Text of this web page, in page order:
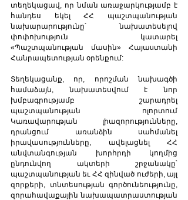
տեղեկացավ, որ նման առաջարկությամբ է
հանդես եկել ՀՀ պաշտպանության
նախարարությունը՝ նախատեսելով
փոփոխություն կատարել
«Պաշտպանության մասին» Հայաuտանի
Հանրապետության օրենքում:
Տեղեկացանք, որ, որոշման նախագծի
համաձայն, նախատեսվում է նոր
խմբագրությամբ շարադրել
պաշտպանության ոլորտում
Կառավարության լիազորությունները,
դրանցում առանձին սահմանել
իրավասությունները, ավելացնել ՀՀ
անվտանգության խորհրդի կողմից
ընդունվող ակտերի շրջանակը՝
պաշտպանության եւ ՀՀ զինված ուժերի, այլ
զորքերի, տնտեսության գործունեությունը,
զորահավաքային նախապատրաստության